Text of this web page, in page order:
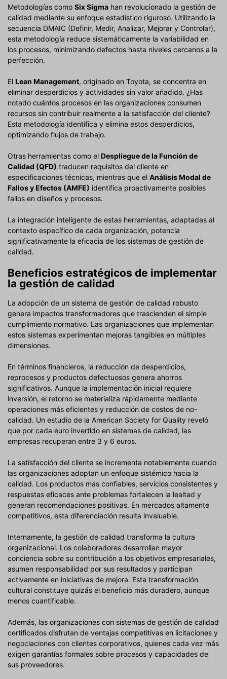
Metodologías como Six Sigma han revolucionado la gestión de
calidad mediante su enfoque estadístico riguroso. Utilizando la
secuencia DMAIC (Definir, Medir, Analizar, Mejorar y Controlar),
esta metodología reduce sistemáticamente la variabilidad en
los procesos, minimizando defectos hasta niveles cercanos a la
perfección.
El Lean Management, originado en Toyota, se concentra en
eliminar desperdicios y actividades sin valor añadido. ¿Has
notado cuántos procesos en las organizaciones consumen
recursos sin contribuir realmente a la satisfacción del cliente?
Esta metodología identifica y elimina estos desperdicios,
optimizando flujos de trabajo.
Otras herramientas como el Despliegue de la Función de
Calidad (QFD) traducen requisitos del cliente en
especificaciones técnicas, mientras que el Análisis Modal de
Fallos y Efectos (AMFE) identifica proactivamente posibles
fallos en diseños y procesos.
La integración inteligente de estas herramientas, adaptadas al
contexto específico de cada organización, potencia
significativamente la eficacia de los sistemas de gestión de
calidad.
Beneficios estratégicos de implementar
la gestión de calidad
La adopción de un sistema de gestión de calidad robusto
genera impactos transformadores que trascienden el simple
cumplimiento normativo. Las organizaciones que implementan
estos sistemas experimentan mejoras tangibles en múltiples
dimensiones.
En términos financieros, la reducción de desperdicios,
reprocesos y productos defectuosos genera ahorros
significativos. Aunque la implementación inicial requiere
inversión, el retorno se materializa rápidamente mediante
operaciones más eficientes y reducción de costos de no-
calidad. Un estudio de la American Society for Quality reveló
que por cada euro invertido en sistemas de calidad, las
empresas recuperan entre 3 y 6 euros.
La satisfacción del cliente se incrementa notablemente cuando
las organizaciones adoptan un enfoque sistémico hacia la
calidad. Los productos más confiables, servicios consistentes y
respuestas eficaces ante problemas fortalecen la lealtad y
generan recomendaciones positivas. En mercados altamente
competitivos, esta diferenciación resulta invaluable.
Internamente, la gestión de calidad transforma la cultura
organizacional. Los colaboradores desarrollan mayor
conciencia sobre su contribución a los objetivos empresariales,
asumen responsabilidad por sus resultados y participan
activamente en iniciativas de mejora. Esta transformación
cultural constituye quizás el beneficio más duradero, aunque
menos cuantificable.
Además, las organizaciones con sistemas de gestión de calidad
certificados disfrutan de ventajas competitivas en licitaciones y
negociaciones con clientes corporativos, quienes cada vez más
exigen garantías formales sobre procesos y capacidades de
sus proveedores.